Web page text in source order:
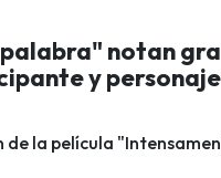
notan
y
la película